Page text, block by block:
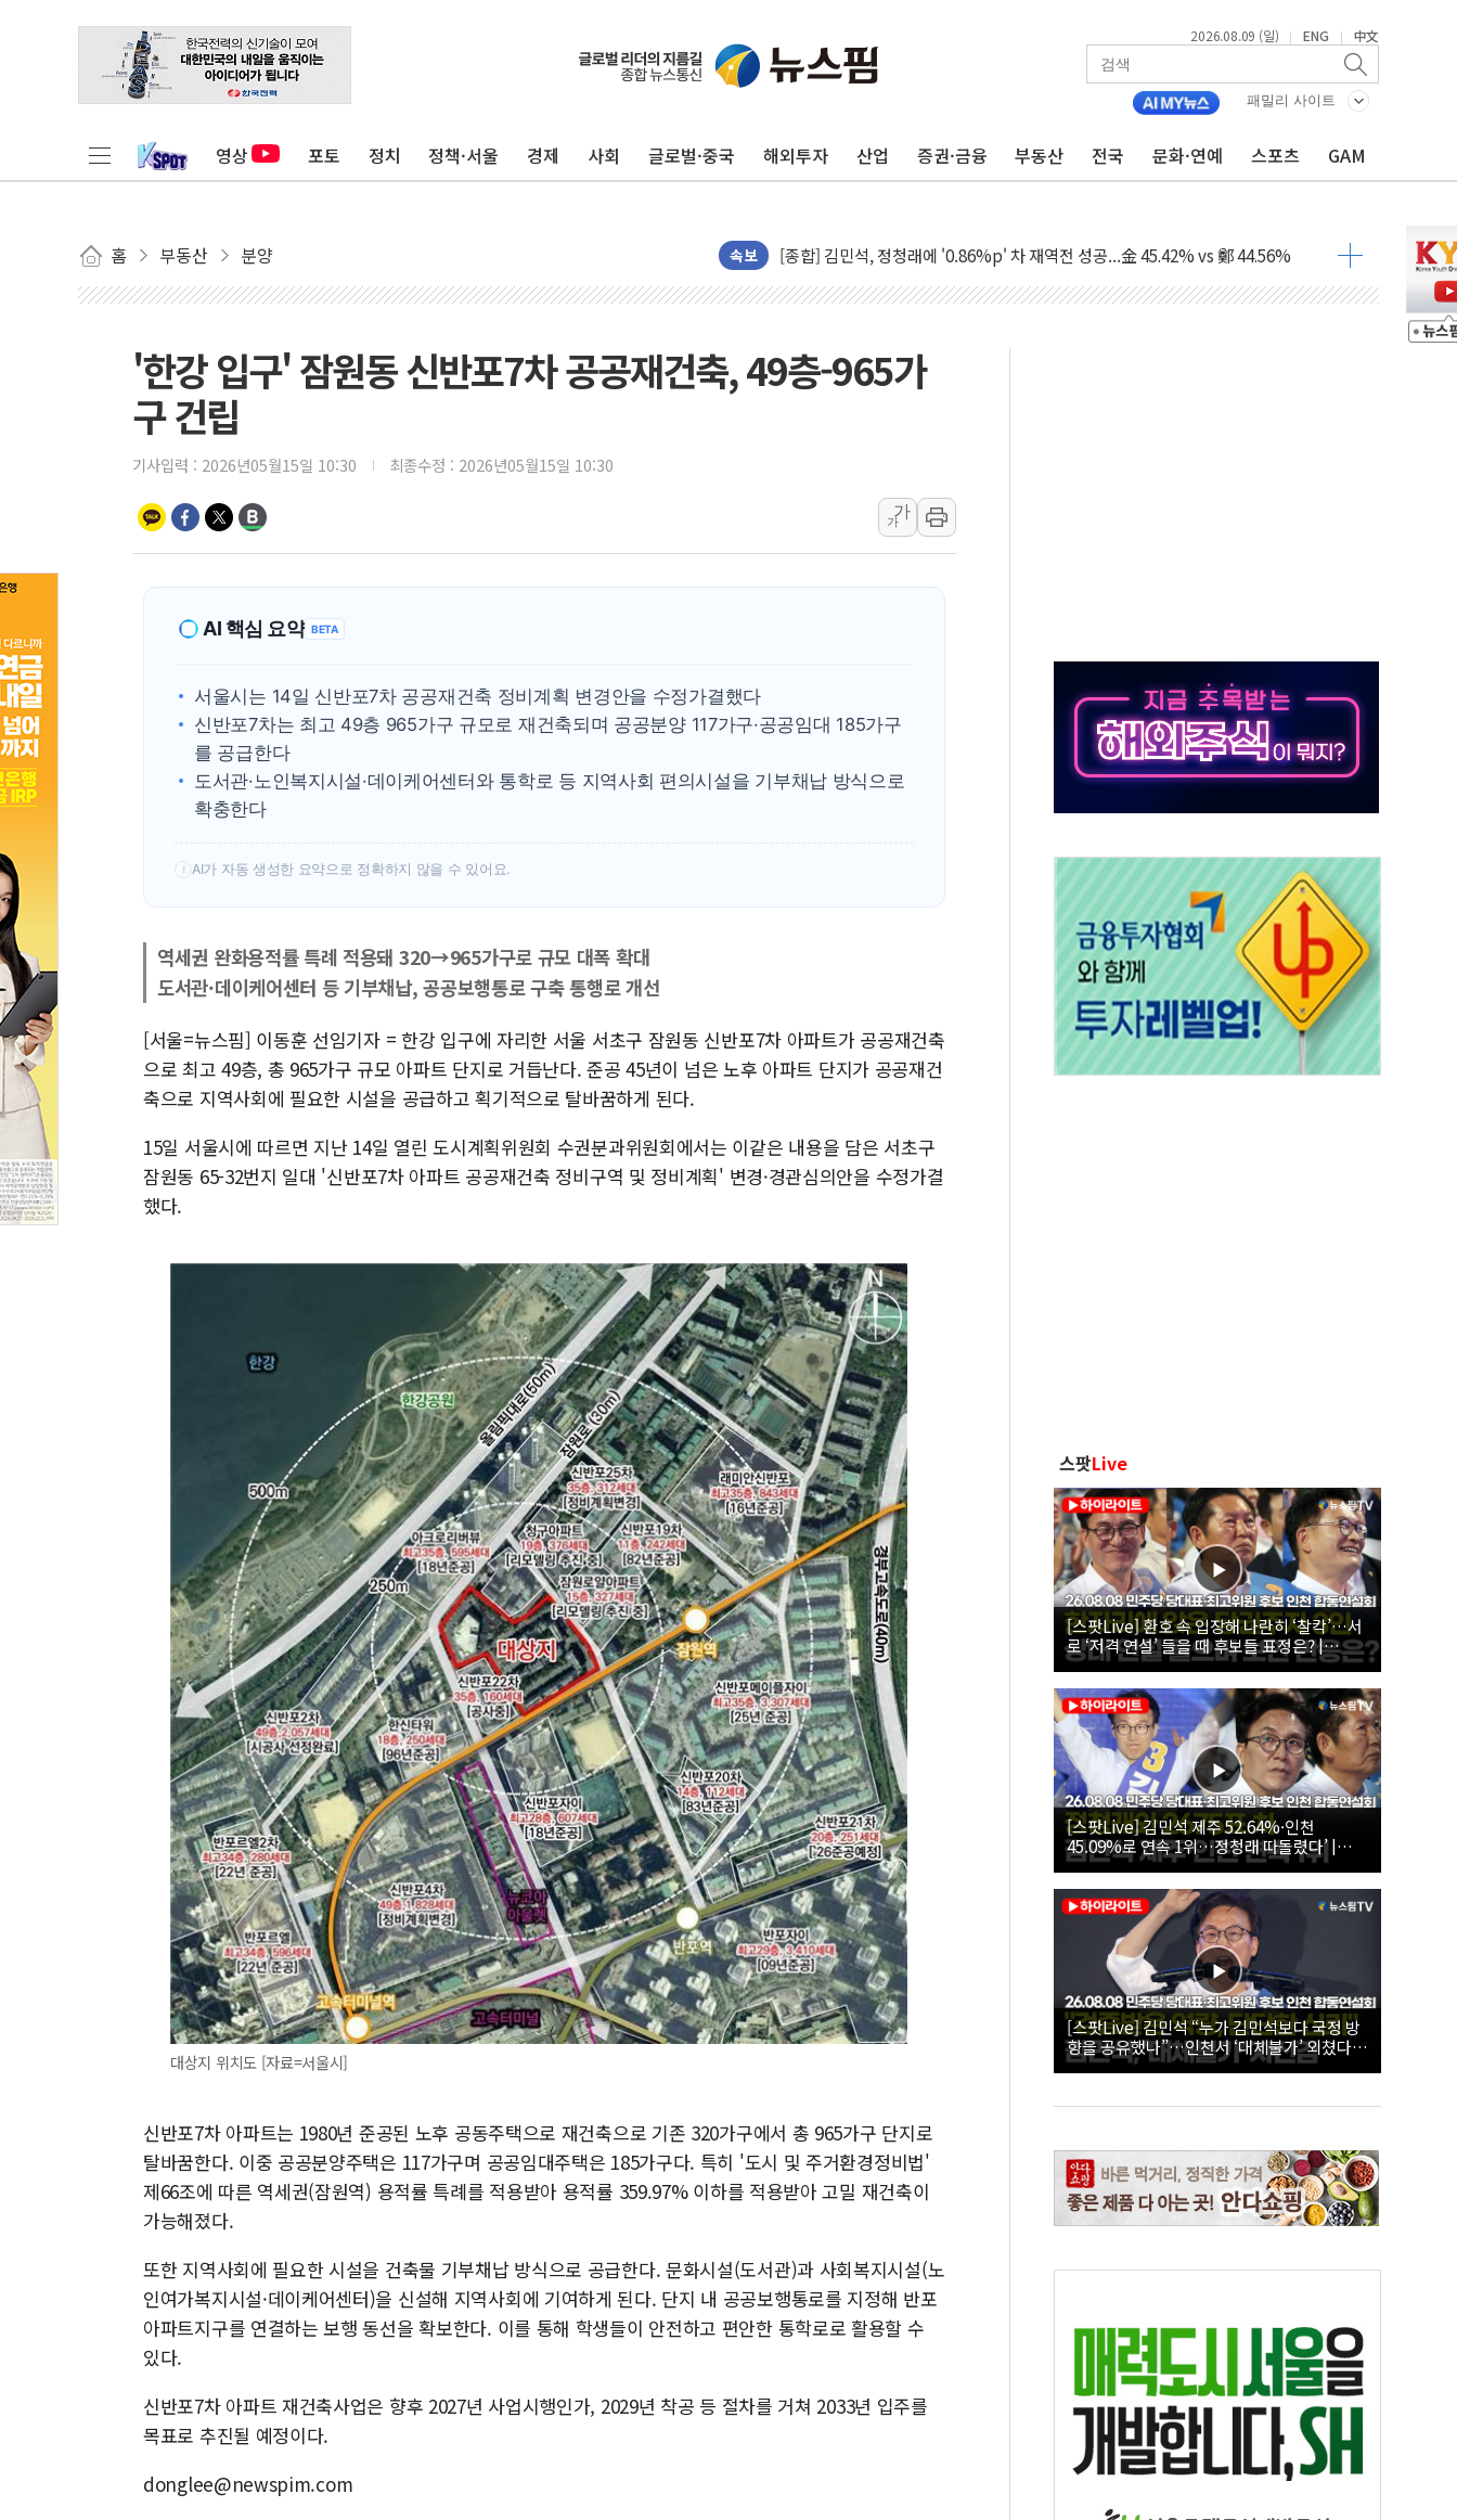
2026.08.09 (일) | ENG | 中文
패밀리 사이트
영상 포토 정치 정책·서울 경제 사회 글로벌·중국 해외투자 산업 증권·금융 부동산 전국 문화·연예 스포츠 GAM
홈 부동산 분양 속보
포항시 재난예산 40억 긴급 투입…고수온 양식장 복구·지원 '총력'
[종합] 김민석, 정청래에 '0.86%p' 차 재역전 성공...金 45.42% vs 鄭 44.56%
인천 합동연설회 나선 송영길·정청래·김민석 당대표 후보
[속보] 민주, 제주·인천 경선 결과 발표...김민석 47.75% 정청래 42.08%
美, 이란전 출구전략 만지작…공습 한계·탄약 부족 현실화
강릉·동해·삼척 시간당 최대 50㎜ 폭우…강원 동해안 강한 비 이어져
추미애, '위안부' 피해자 기림의 날 참석..."국제적 시민 연대로 목소리 내야"
인천 선재도 갯벌서 해루질 중 실종 60대 나흘만에 숨진 채 발견
인천서 말다툼 중 어머니 흉기 살해 10대 아들 체포
'한강 입구' 잠원동 신반포7차 공공재건축, 49층-965가
구 건립
기사입력 : 2026년05월15일 10:30 최종수정 : 2026년05월15일 10:30
가
가
AI 핵심 요약 BETA
서울시는 14일 신반포7차 공공재건축 정비계획 변경안을 수정가결했다
신반포7차는 최고 49층 965가구 규모로 재건축되며 공공분양 117가구·공공임대 185가구
를 공급한다
도서관·노인복지시설·데이케어센터와 통학로 등 지역사회 편의시설을 기부채납 방식으로
확충한다
! AI가 자동 생성한 요약으로 정확하지 않을 수 있어요.
역세권 완화용적률 특례 적용돼 320→965가구로 규모 대폭 확대
도서관·데이케어센터 등 기부채납, 공공보행통로 구축 통행로 개선
[서울=뉴스핌] 이동훈 선임기자 = 한강 입구에 자리한 서울 서초구 잠원동 신반포7차 아파트가 공공재건축
으로 최고 49층, 총 965가구 규모 아파트 단지로 거듭난다. 준공 45년이 넘은 노후 아파트 단지가 공공재건
축으로 지역사회에 필요한 시설을 공급하고 획기적으로 탈바꿈하게 된다.
15일 서울시에 따르면 지난 14일 열린 도시계획위원회 수권분과위원회에서는 이같은 내용을 담은 서초구
잠원동 65-32번지 일대 '신반포7차 아파트 공공재건축 정비구역 및 정비계획' 변경·경관심의안을 수정가결
했다.
대상지 위치도 [자료=서울시]
신반포7차 아파트는 1980년 준공된 노후 공동주택으로 재건축으로 기존 320가구에서 총 965가구 단지로
탈바꿈한다. 이중 공공분양주택은 117가구며 공공임대주택은 185가구다. 특히 '도시 및 주거환경정비법'
제66조에 따른 역세권(잠원역) 용적률 특례를 적용받아 용적률 359.97% 이하를 적용받아 고밀 재건축이
가능해졌다.
또한 지역사회에 필요한 시설을 건축물 기부채납 방식으로 공급한다. 문화시설(도서관)과 사회복지시설(노
인여가복지시설·데이케어센터)을 신설해 지역사회에 기여하게 된다. 단지 내 공공보행통로를 지정해 반포
아파트지구를 연결하는 보행 동선을 확보한다. 이를 통해 학생들이 안전하고 편안한 통학로로 활용할 수
있다.
신반포7차 아파트 재건축사업은 향후 2027년 사업시행인가, 2029년 착공 등 절차를 거쳐 2033년 입주를
목표로 추진될 예정이다.
donglee@newspim.com
스팟Live
[스팟Live] 환호 속 입장해 나란히 ‘찰칵’…서
로 ‘저격 연설’ 들을 때 후보들 표정은? |
26.08.08 더불어민주당 당대표·최고위원 후
보 인천 합동연설회
[스팟Live] 김민석 제주 52.64%·인천
45.09%로 연속 1위…정청래 따돌렸다’ |
26.08.08 더불어민주당 당대표·최고위원 후
보 인천 합동연설회
[스팟Live] 김민석 “누가 김민석보다 국정 방
향을 공유했나”…인천서 ‘대체불가’ 외쳤다 |
26.08.08 더불어민주당 당대표·최고위원 후